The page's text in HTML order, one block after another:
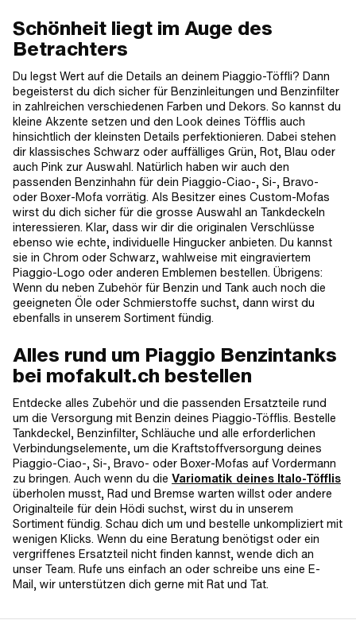
Schönheit liegt im Auge des
Betrachters
Du legst Wert auf die Details an deinem Piaggio-Töffli? Dann
begeisterst du dich sicher für Benzinleitungen und Benzinfilter
in zahlreichen verschiedenen Farben und Dekors. So kannst du
kleine Akzente setzen und den Look deines Töfflis auch
hinsichtlich der kleinsten Details perfektionieren. Dabei stehen
dir klassisches Schwarz oder auffälliges Grün, Rot, Blau oder
auch Pink zur Auswahl. Natürlich haben wir auch den
passenden Benzinhahn für dein Piaggio-Ciao-, Si-, Bravo-
oder Boxer-Mofa vorrätig. Als Besitzer eines Custom-Mofas
wirst du dich sicher für die grosse Auswahl an Tankdeckeln
interessieren. Klar, dass wir dir die originalen Verschlüsse
ebenso wie echte, individuelle Hingucker anbieten. Du kannst
sie in Chrom oder Schwarz, wahlweise mit eingraviertem
Piaggio-Logo oder anderen Emblemen bestellen. Übrigens:
Wenn du neben Zubehör für Benzin und Tank auch noch die
geeigneten Öle oder Schmierstoffe suchst, dann wirst du
ebenfalls in unserem Sortiment fündig.
Alles rund um Piaggio Benzintanks
bei mofakult.ch bestellen
Entdecke alles Zubehör und die passenden Ersatzteile rund
um die Versorgung mit Benzin deines Piaggio-Töfflis. Bestelle
Tankdeckel, Benzinfilter, Schläuche und alle erforderlichen
Verbindungselemente, um die Kraftstoffversorgung deines
Piaggio-Ciao-, Si-, Bravo- oder Boxer-Mofas auf Vordermann
zu bringen. Auch wenn du die Variomatik deines Italo-Töfflis
überholen musst, Rad und Bremse warten willst oder andere
Originalteile für dein Hödi suchst, wirst du in unserem
Sortiment fündig. Schau dich um und bestelle unkompliziert mit
wenigen Klicks. Wenn du eine Beratung benötigst oder ein
vergriffenes Ersatzteil nicht finden kannst, wende dich an
unser Team. Rufe uns einfach an oder schreibe uns eine E-
Mail, wir unterstützen dich gerne mit Rat und Tat.